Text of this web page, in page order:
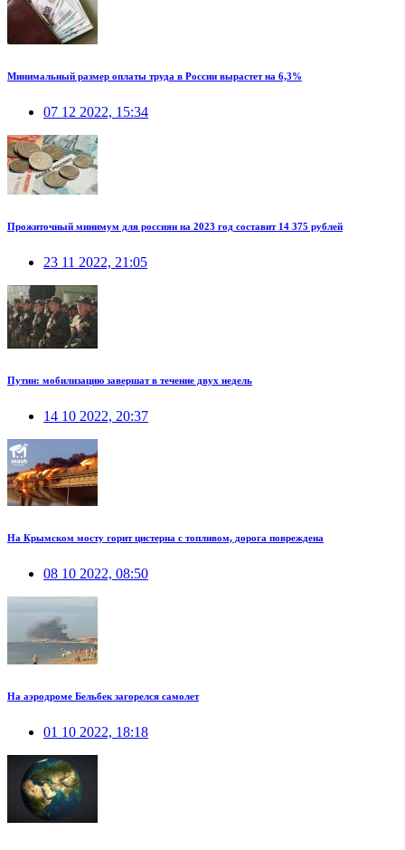
Минимальный размер оплаты труда в России вырастет на 6,3%
07 12 2022, 15:34
Прожиточный минимум для россиян на 2023 год составит 14 375 рублей
23 11 2022, 21:05
Путин: мобилизацию завершат в течение двух недель
14 10 2022, 20:37
На Крымском мосту горит цистерна с топливом, дорога повреждена
08 10 2022, 08:50
На аэродроме Бельбек загорелся самолет
01 10 2022, 18:18